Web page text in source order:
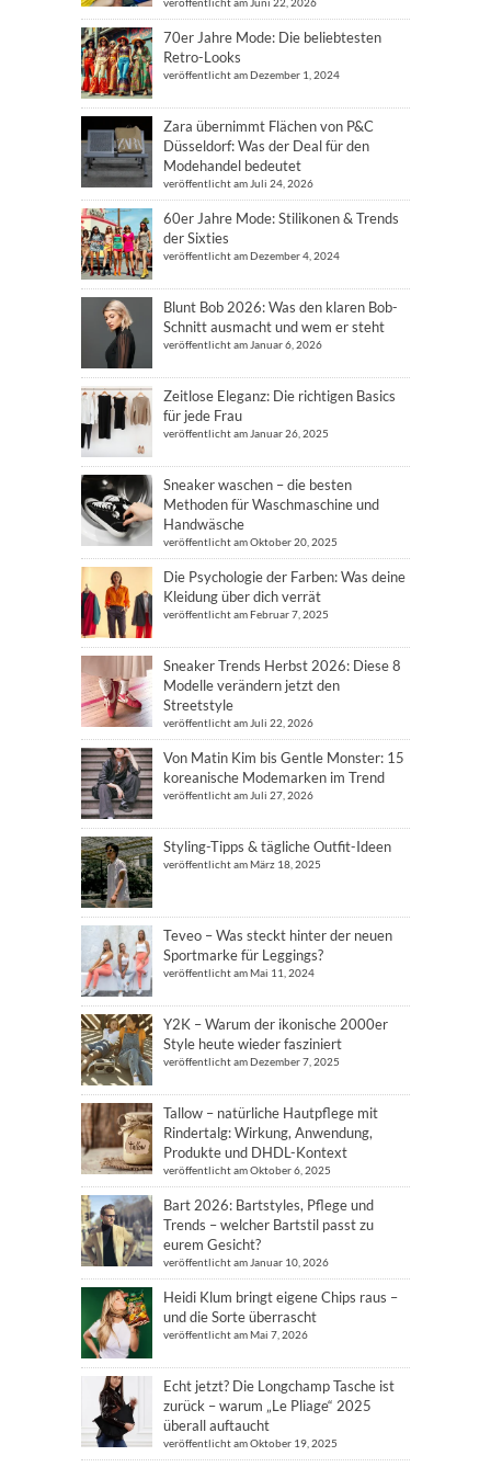
70er Jahre Mode: Die beliebtesten
Retro-Looks
veröffentlicht am Dezember 1, 2024
Zara übernimmt Flächen von P&C
Düsseldorf: Was der Deal für den
Modehandel bedeutet
veröffentlicht am Juli 24, 2026
60er Jahre Mode: Stilikonen & Trends
der Sixties
veröffentlicht am Dezember 4, 2024
Blunt Bob 2026: Was den klaren Bob-
Schnitt ausmacht und wem er steht
veröffentlicht am Januar 6, 2026
Zeitlose Eleganz: Die richtigen Basics
für jede Frau
veröffentlicht am Januar 26, 2025
Sneaker waschen – die besten
Methoden für Waschmaschine und
Handwäsche
veröffentlicht am Oktober 20, 2025
Die Psychologie der Farben: Was deine
Kleidung über dich verrät
veröffentlicht am Februar 7, 2025
Sneaker Trends Herbst 2026: Diese 8
Modelle verändern jetzt den
Streetstyle
veröffentlicht am Juli 22, 2026
Von Matin Kim bis Gentle Monster: 15
koreanische Modemarken im Trend
veröffentlicht am Juli 27, 2026
Styling-Tipps & tägliche Outfit-Ideen
veröffentlicht am März 18, 2025
Teveo – Was steckt hinter der neuen
Sportmarke für Leggings?
veröffentlicht am Mai 11, 2024
Y2K – Warum der ikonische 2000er
Style heute wieder fasziniert
veröffentlicht am Dezember 7, 2025
Tallow – natürliche Hautpflege mit
Rindertalg: Wirkung, Anwendung,
Produkte und DHDL-Kontext
veröffentlicht am Oktober 6, 2025
Bart 2026: Bartstyles, Pflege und
Trends – welcher Bartstil passt zu
eurem Gesicht?
veröffentlicht am Januar 10, 2026
Heidi Klum bringt eigene Chips raus –
und die Sorte überrascht
veröffentlicht am Mai 7, 2026
Echt jetzt? Die Longchamp Tasche ist
zurück – warum „Le Pliage“ 2025
überall auftaucht
veröffentlicht am Oktober 19, 2025